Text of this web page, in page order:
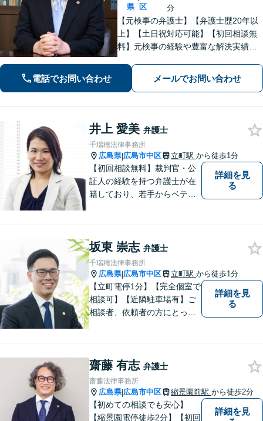
県
区
分
【元検事の弁護士】【弁護士歴20年以
上】【土日祝対応可能】【初回相談無
料】元検事の経験や豊富な解決実績を
に的確に対応します。【必ず成功す
る】という【強い信念】をもって強気
電話でお問い合わせ メールでお問い合わせ
井上 愛美 弁護士
千瑞穂法律事務所
広島県|広島市中区 立町駅 から徒歩1分
【初回相談無料】裁判官・公
証人の経験を持つ弁護士が在
籍しており、若手からベテラ
歩1分
詳細を見
る
坂東 崇志 弁護士
千瑞穂法律事務所
広島県|広島市中区 立町駅 から徒歩1分
【立町電停1分】【完全個室で
相談可】【近隣駐車場有】ご
相談者、依頼者の方にとって
最大限に活用し、全力でサポ
ートさせていただきます。
詳細を見
る
齋藤 有志 弁護士
齋藤法律事務所
広島県|広島市中区 縮景園前駅 から徒歩2分
【初めての相談でも安心】
【縮景園電停徒歩2分】【初回
詳細を見